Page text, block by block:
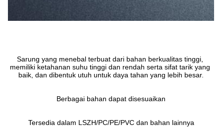
Sarung yang menebal terbuat dari bahan berkualitas tinggi,
memiliki ketahanan suhu tinggi dan rendah serta sifat tarik yang
baik, dan dibentuk utuh untuk daya tahan yang lebih besar.
Berbagai bahan dapat disesuaikan
Tersedia dalam LSZH/PC/PE/PVC dan bahan lainnya